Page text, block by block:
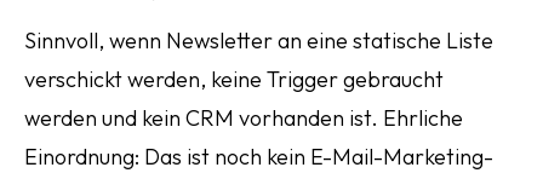
Sinnvoll, wenn Newsletter an eine statische Liste
verschickt werden, keine Trigger gebraucht
werden und kein CRM vorhanden ist. Ehrliche
Einordnung: Das ist noch kein E-Mail-Marketing-